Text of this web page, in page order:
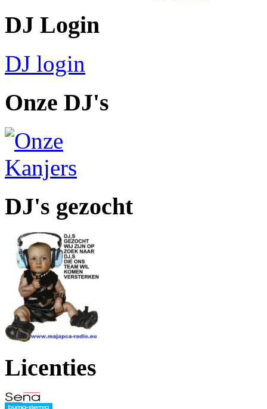
DJ Login
DJ login
Onze DJ's
DJ's gezocht
Licenties